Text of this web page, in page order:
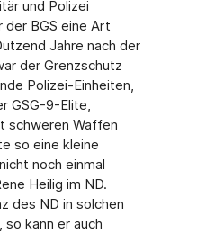
und Polizei
der BGS eine Art
Jahre nach der
der Grenzschutz
Polizei-Einheiten,
GSG-9-Elite,
schweren Waffen
so eine kleine
noch einmal
Heilig im ND.
des ND in solchen
so kann er auch